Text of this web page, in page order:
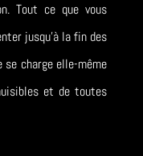
Tout ce que vous
jusqu’à la fin des
se charge elle-même
et de toutes